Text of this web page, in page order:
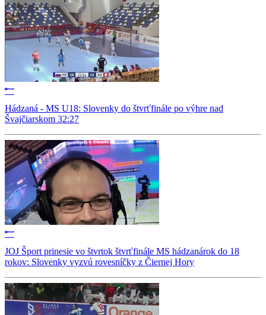
Hádzaná - MS U18: Slovenky do štvrťfinále po výhre nad
Švajčiarskom 32:27
JOJ Šport prinesie vo štvrtok štvrťfinále MS hádzanárok do 18
rokov: Slovenky vyzvú rovesníčky z Čiernej Hory